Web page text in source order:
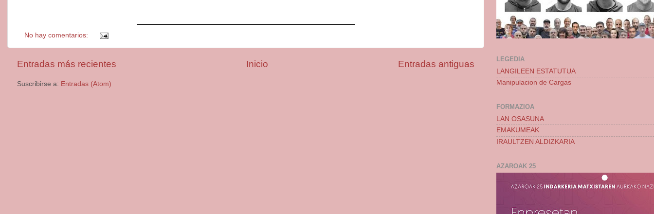
No hay comentarios:
Entradas más recientes Entradas antiguas
Inicio
Suscribirse a: Entradas (Atom)
LEGEDIA
LANGILEEN ESTATUTUA
Manipulacion de Cargas
FORMAZIOA
LAN OSASUNA
EMAKUMEAK
IRAULTZEN ALDIZKARIA
AZAROAK 25